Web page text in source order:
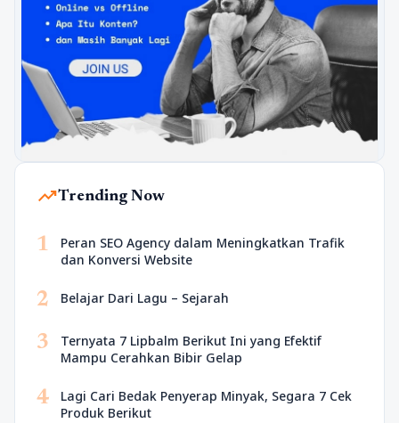
trending_upTrending Now
1
Peran SEO Agency dalam Meningkatkan Trafik
dan Konversi Website
2 Belajar Dari Lagu – Sejarah
3
Ternyata 7 Lipbalm Berikut Ini yang Efektif
Mampu Cerahkan Bibir Gelap
4
Lagi Cari Bedak Penyerap Minyak, Segara 7 Cek
Produk Berikut